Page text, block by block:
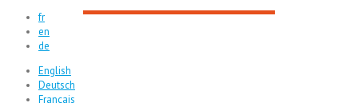
fr
en
de
English
Deutsch
Français